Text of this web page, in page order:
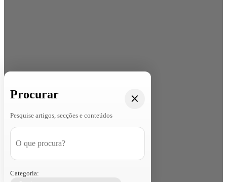
Procurar
Pesquise artigos, secções e conteúdos
Categoria: